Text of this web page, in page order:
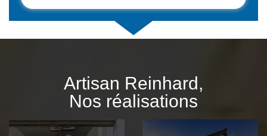
Artisan Reinhard,
Nos réalisations